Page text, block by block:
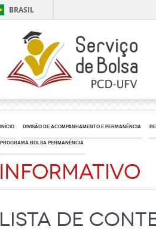
BRASIL
INÍCIO DIVISÃO DE ACOMPANHAMENTO E PERMANÊNCIA
PROGRAMA BOLSA PERMANÊNCIA
Informativo
LISTA DE